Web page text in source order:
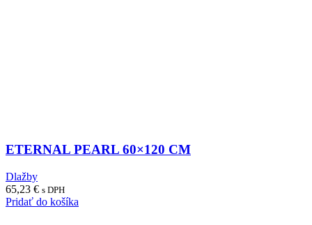
ETERNAL PEARL 60×120 CM
Dlažby
65,23 € s DPH
Pridať do košíka